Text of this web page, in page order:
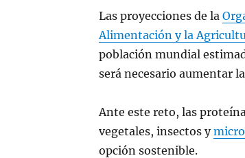
Las proyecciones de la
Alimentación y la
población mundial
será necesario aumentar
Ante este reto, las
vegetales, insectos y
opción sostenible.